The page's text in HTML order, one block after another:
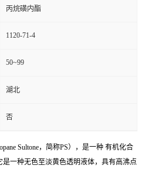
丙烷磺内酯
1120-71-4
50~99
湖北
否
Sultone，简称PS），是一种 有机化合
是一种无色至淡黄色透明液体，具有高沸点